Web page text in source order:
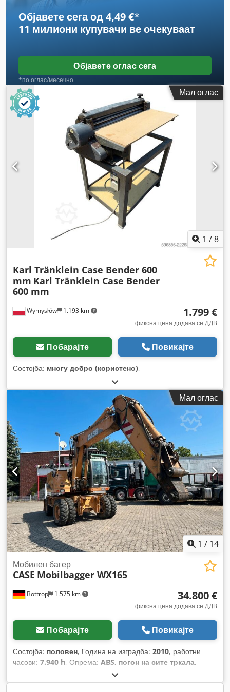
Објавете сега од 4,49 €*
11 милиони купувачи ве очекуваат
Објавете оглас сега
*по оглас/месечно
Мал оглас
1 /8
Wymysłów 1.193 km
Karl Tränklein Case Bender 600
mm Karl Tränklein Case Bender
600 mm
1.799 €
фиксна цена додава се ДДВ
Побарајте Повикајте
Состојба: многу добро (користено),
Мал оглас
1 / 14
Bottrop 1.575 km
Мобилен багер
CASE Mobilbagger WX165
34.800 €
фиксна цена додава се ДДВ
Побарајте Повикајте
Состојба: половен, Година на изградба: 2010, работни
часови: 7.940 h, Опрема: ABS, погон на сите тркала,